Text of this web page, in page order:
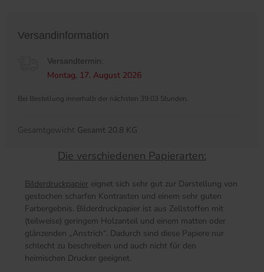
Versandinformation
Versandtermin:
Montag, 17. August 2026
Bei Bestellung innerhalb der nächsten 39:03 Stunden.
Gesamtgewicht Gesamt 20.8 KG
Die verschiedenen Papierarten:
Bilderdruckpapier eignet sich sehr gut zur Darstellung von
gestochen scharfen Kontrasten und einem sehr guten
Farbergebnis. Bilderdruckpapier ist aus Zellstoffen mit
(teilweise) geringem Holzanteil und einem matten oder
glänzenden „Anstrich“. Dadurch sind diese Papiere nur
schlecht zu beschreiben und auch nicht für den
heimischen Drucker geeignet.